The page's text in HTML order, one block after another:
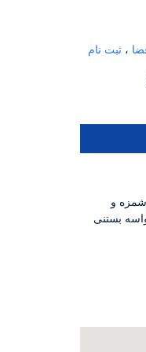
ثبت نام ،
و
بستنی